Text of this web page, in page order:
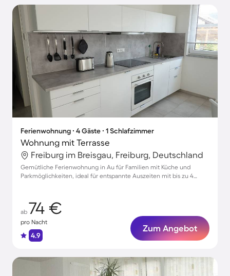
Ferienwohnung ∙ 4 Gäste ∙ 1 Schlafzimmer
Wohnung mit Terrasse
Freiburg im Breisgau, Freiburg, Deutschland
Gemütliche Ferienwohnung in Au für Familien mit Küche und
Parkmöglichkeiten, ideal für entspannte Auszeiten mit bis zu 4
ab 74 €
pro Nacht
4.9
Zum Angebot